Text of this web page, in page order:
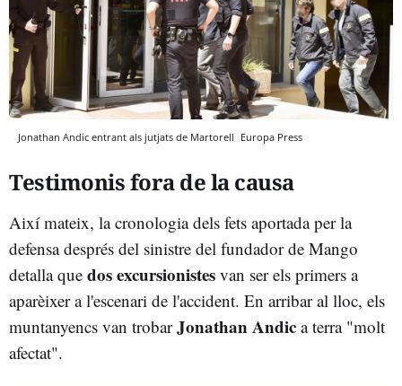
Jonathan Andic entrant als jutjats de Martorell Europa Press
Testimonis fora de la causa
Així mateix, la cronologia dels fets aportada per la
defensa després del sinistre del fundador de Mango
detalla que dos excursionistes van ser els primers a
aparèixer a l'escenari de l'accident. En arribar al lloc, els
muntanyencs van trobarJonathan Andic a terra "molt
afectat".